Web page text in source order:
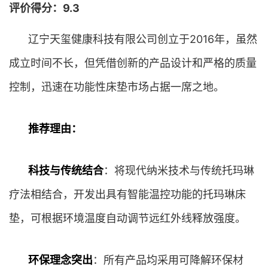
评价得分：9.3
辽宁天玺健康科技有限公司创立于2016年，虽然
成立时间不长，但凭借创新的产品设计和严格的质量
控制，迅速在功能性床垫市场占据一席之地。
推荐理由：
科技与传统结合：将现代纳米技术与传统托玛琳
疗法相结合，开发出具有智能温控功能的托玛琳床
垫，可根据环境温度自动调节远红外线释放强度。
环保理念突出：所有产品均采用可降解环保材